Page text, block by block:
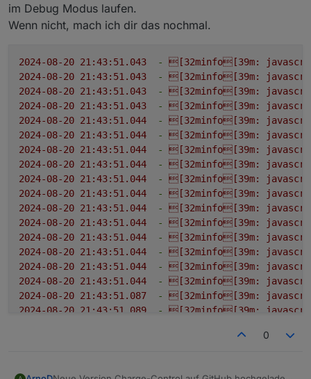
im Debug Modus laufen.
Wenn nicht, mach ich dir das nochmal.
2024-08-20 21:43:51.043 - [32minfo[39m:
2024-08-20 21:43:51.043
- [32minfo[39m:
2024-08-20 21:43:51.043
- [32minfo[39m:
2024-08-20 21:43:51.043
- [32minfo[39m:
2024-08-20 21:43:51.044
- [32minfo[39m:
2024-08-20 21:43:51.044
- [32minfo[39m:
2024-08-20 21:43:51.044
- [32minfo[39m:
2024-08-20 21:43:51.044
- [32minfo[39m:
2024-08-20 21:43:51.044
- [32minfo[39m:
2024-08-20 21:43:51.044
- [32minfo[39m:
2024-08-20 21:43:51.044
- [32minfo[39m:
2024-08-20 21:43:51.044
- [32minfo[39m:
2024-08-20 21:43:51.044
- [32minfo[39m:
2024-08-20 21:43:51.044
- [32minfo[39m:
2024-08-20 21:43:51.044
- [32minfo[39m:
2024-08-20 21:43:51.044
- [32minfo[39m:
2024-08-20 21:43:51.087
- [32minfo[39m:
2024-08-20 21:43:51.089
- [32minfo[39m:
[32minfo[39m: 0